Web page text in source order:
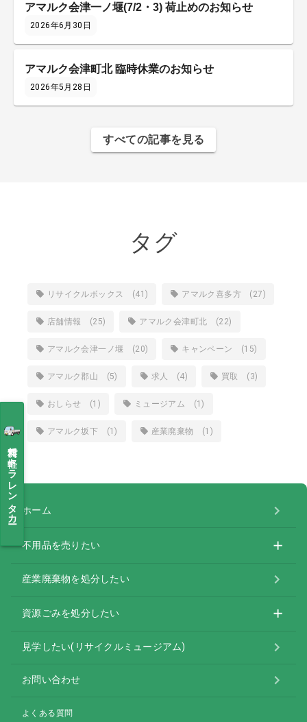
無料で軽トラレンタカー
アマルク会津一ノ堰(7/2・3) 荷止めのお知らせ
2026年6月30日
アマルク会津町北 臨時休業のお知らせ
2026年5月28日
すべての記事を見る
タグ
リサイクルボックス (41) アマルク喜多方 (27)
店舗情報 (25) アマルク会津町北 (22)
アマルク会津一ノ堰 (20) キャンペーン (15)
アマルク郡山 (5) 求人 (4) 買取 (3)
おしらせ (1) ミュージアム (1)
アマルク坂下 (1) 産業廃棄物 (1)
ホーム
不用品を売りたい
産業廃棄物を処分したい
資源ごみを処分したい
見学したい(リサイクルミュージアム)
お問い合わせ
よくある質問